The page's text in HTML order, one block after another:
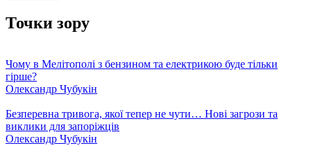
Точки зору
Чому в Мелітополі з бензином та електрикою буде тільки
гірше?
Олександр Чубукін
Безперевна тривога, якої тепер не чути… Нові загрози та
виклики для запоріжців
Олександр Чубукін